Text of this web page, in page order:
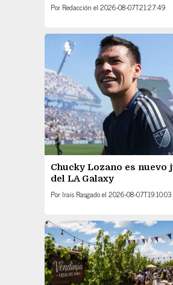
Por Redacción el 2026-08-07T21:27:49
Chucky Lozano es nuevo
del LA Galaxy
Por Irais Rasgadoel 2026-08-07T19:10:03